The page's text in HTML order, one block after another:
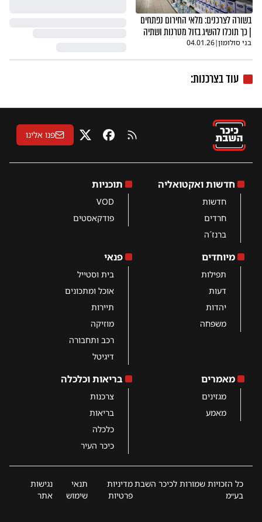
בשורה לצרכנים: מלאי החירום נפתחים
| כך תוכלו להשיג בזול מטרנות ושתיה
בני סולומון|
04.01.26
עוד בצרכנות:
RSS פייסבוקX פנו אלינו
חדשות ואקטואליה
חדשות
חרדים
ברנז´ה
תוכניות
VOD
פודקאסטים
מיוחדים
תפילות
דעות
יהדות
משפחה
פנאי
בית וסטייל
אוכל ומתכונים
תיירות
מוזיקה
רכב ותחבורה
דיגיטל
מאמרים
מגזינים
מאמע
בריאות וכלכלה
צרכנות
בריאות
כלכלה
כיכר העיר
כל הזכויות שמורות לכיכר השבת
בע״מ
מדיניות
פרטיות
תנאי
שימוש
נגישות
אתר